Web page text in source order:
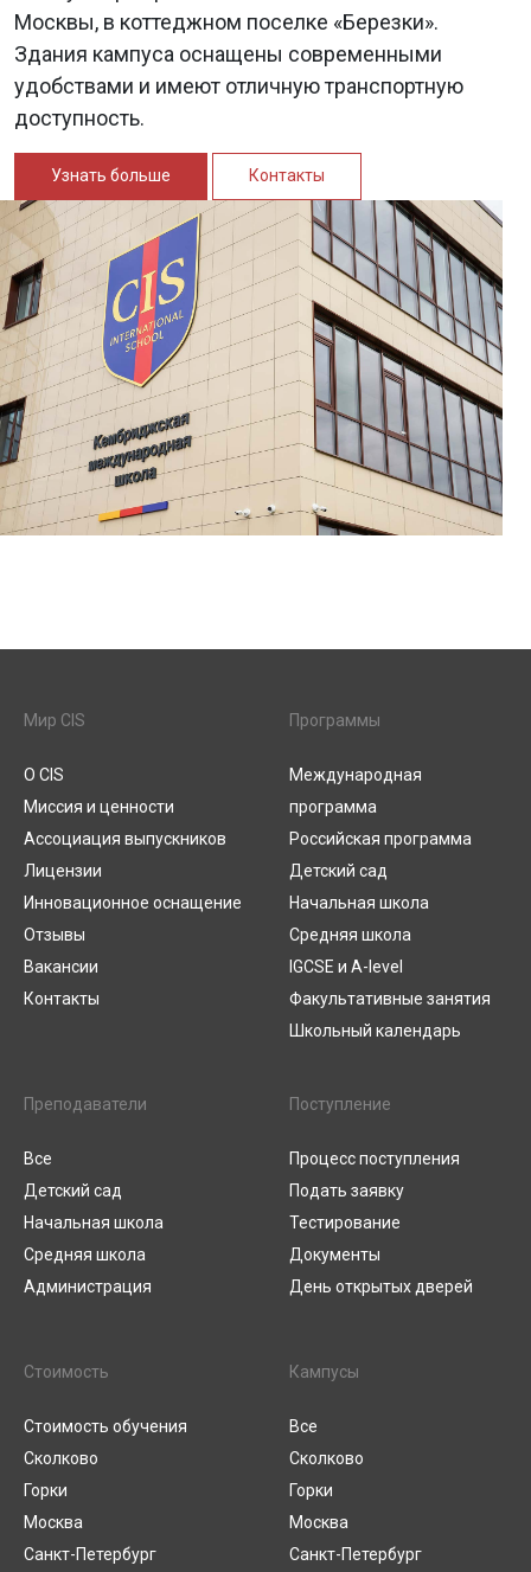
Москвы, в коттеджном поселке «Березки».
Здания кампуса оснащены современными
удобствами и имеют отличную транспортную
доступность.
Узнать больше Контакты
Мир CIS
О CIS
Миссия и ценности
Ассоциация выпускников
Лицензии
Инновационное оснащение
Отзывы
Вакансии
Контакты
Программы
Международная
программа
Российская программа
Детский сад
Начальная школа
Средняя школа
IGCSE и A-level
Факультативные занятия
Школьный календарь
Преподаватели
Все
Детский сад
Начальная школа
Средняя школа
Администрация
Поступление
Процесс поступления
Подать заявку
Тестирование
Документы
День открытых дверей
Стоимость
Стоимость обучения
Сколково
Горки
Москва
Санкт-Петербург
Кампусы
Все
Сколково
Горки
Москва
Санкт-Петербург